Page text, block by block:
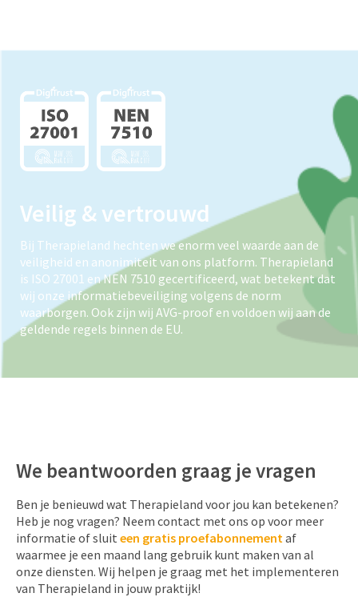
Veilig & vertrouwd
Bij Therapieland hechten we enorm veel waarde aan de
veiligheid en anonimiteit van ons platform. Therapieland
is ISO 27001 en NEN 7510 gecertificeerd, wat betekent dat
wij onze informatiebeveiliging volgens de norm
waarborgen. Ook zijn wij AVG-proof en voldoen wij aan de
geldende regels binnen de EU.
We beantwoorden graag je vragen
Ben je benieuwd wat Therapieland voor jou kan betekenen?
Heb je nog vragen? Neem contact met ons op voor meer
informatie of sluit een gratis proefabonnementaf
waarmee je een maand lang gebruik kunt maken van al
onze diensten. Wij helpen je graag met het implementeren
van Therapieland in jouw praktijk!